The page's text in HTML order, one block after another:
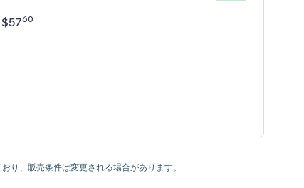
$5760
、販売条件は変更される場合があります。